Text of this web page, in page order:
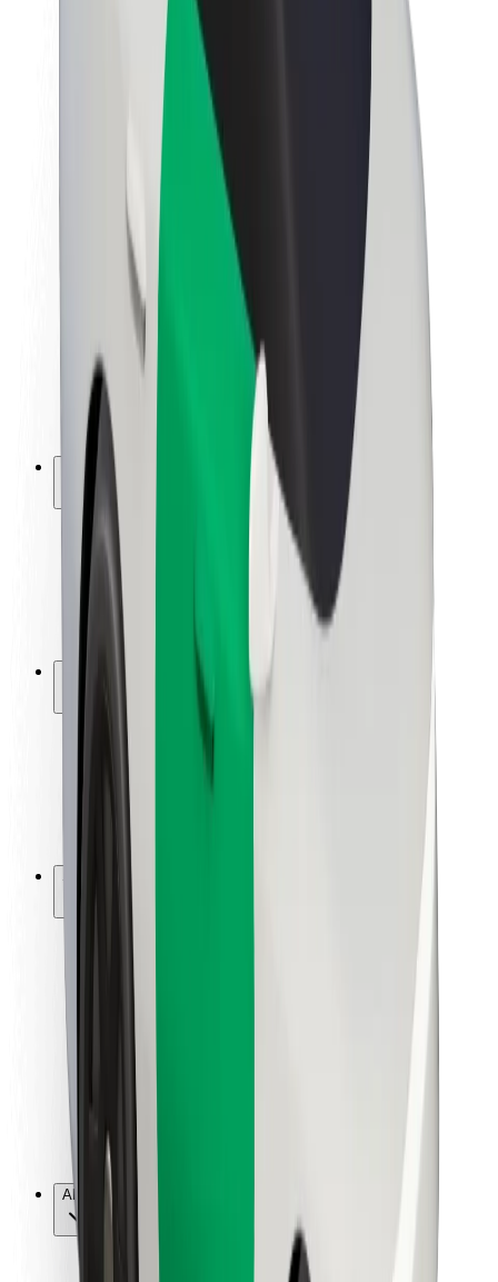
Informazioni Su Bolt
Sostenibilità in Bolt
Project Zero
Sala stampa
Linee guida del marchio
Missione
Relazioni con gli investitori
Leadership
Marca
Media
Fondo Urban
Sicurezza
Viaggia in sicurezza
Guida in sicurezza
Vai in sicurezza
Laboratorio sulla Sicurezza
Posizioni
Soluzioni Per la Città
Aeroporti
Stazioni di ricarica
Supporto
Per i Guidatori
Per i conducenti
Bolt Food
Per i proprietari di flotta
Per ristoranti
Bolt per le aziende
Altro
Fornitori